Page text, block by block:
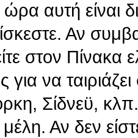
ώρα αυτή είναι
Αν
στον Πίνακα
να
Σίδνεϋ,
Αν δεν